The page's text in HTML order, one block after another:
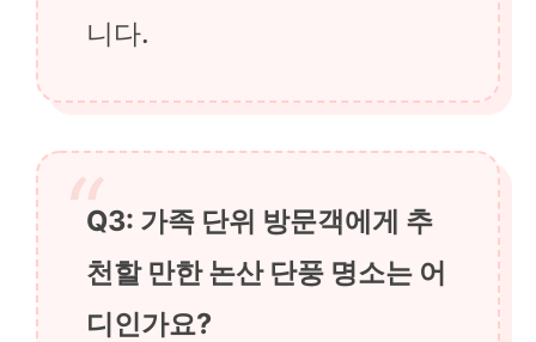
니다.
Q3: 가족 단위 방문객에게 추
천할 만한 논산 단풍 명소는 어
디인가요?